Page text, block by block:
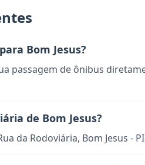
Bom Jesus?
passagem de ônibus
de Bom Jesus?
da Rodoviária, Bom Jesus -